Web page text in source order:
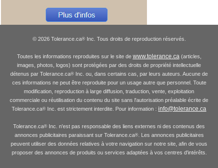
© 2026 Tolerance.ca®Inc. Tous droits de reproduction réservés.
Toutes les informations reproduites sur le site de www.tolerance.ca(articles,
images, photos, logos) sont protégées par des droits de propriété intellectuelle
détenus par Tolerance.ca® Inc. ou, dans certains cas, par leurs auteurs. Aucune de
ces informations ne peut être reproduite pour un usage autre que personnel. Toute
modification, reproduction à large diffusion, traduction, vente, exploitation
commerciale ou réutilisation du contenu du site sans l'autorisation préalable écrite de
Tolerance.ca® Inc. est strictement interdite. Pour information : info@tolerance.ca
Tolerance.ca® Inc. n'est pas responsable des liens externes ni des contenus des
annonces publicitaires paraissant sur Tolerance.ca®. Les annonces publicitaires
peuvent utiliser des données relatives à votre navigation sur notre site, afin de vous
proposer des annonces de produits ou services adaptées à vos centres d'intérêts.